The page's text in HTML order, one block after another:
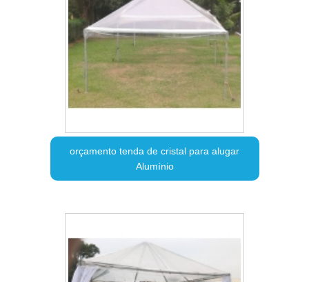
orçamento tenda de cristal para alugar
Alumínio